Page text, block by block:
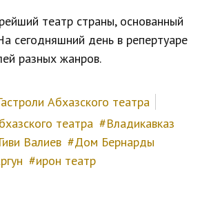
театр страны, основанный
сегодняшний день в репертуаре
разных жанров.
Абхазского театра
театра
Владикавказ
Гиви Валиев
Дом Бернарды
ирон театр